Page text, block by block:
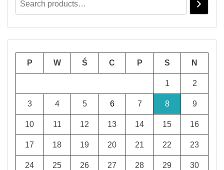
P W Ś C P S N
1 2
3 4 5 6 7 8 9
10 11 12 13 14 15 16
17 18 19 20 21 22 23
24 25 26 27 28 29 30